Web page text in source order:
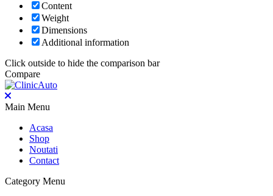
Content
Weight
Dimensions
Additional information
Click outside to hide the comparison bar
Compare
Main Menu
Acasa
Shop
Noutati
Contact
Category Menu